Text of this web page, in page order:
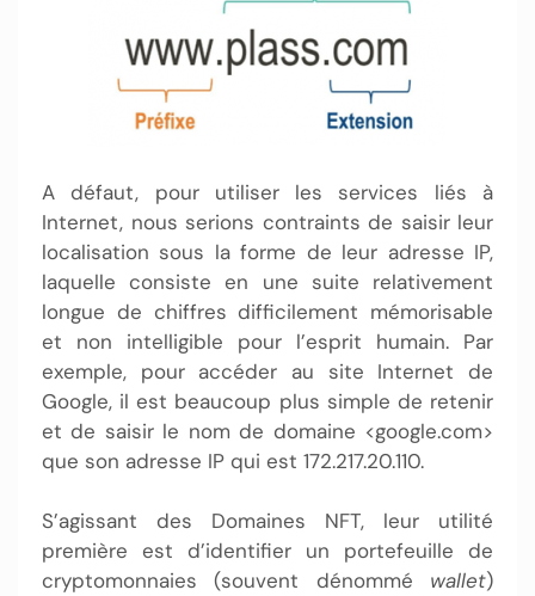
A défaut, pour utiliser les services liés à
Internet, nous serions contraints de saisir leur
localisation sous la forme de leur adresse IP,
laquelle consiste en une suite relativement
longue de chiffres difficilement mémorisable
et non intelligible pour l’esprit humain. Par
exemple, pour accéder au site Internet de
Google, il est beaucoup plus simple de retenir
et de saisir le nom de domaine <google.com>
que son adresse IP qui est 172.217.20.110.
S’agissant des Domaines NFT, leur utilité
première est d’identifier un portefeuille de
cryptomonnaies (souvent dénommé wallet)